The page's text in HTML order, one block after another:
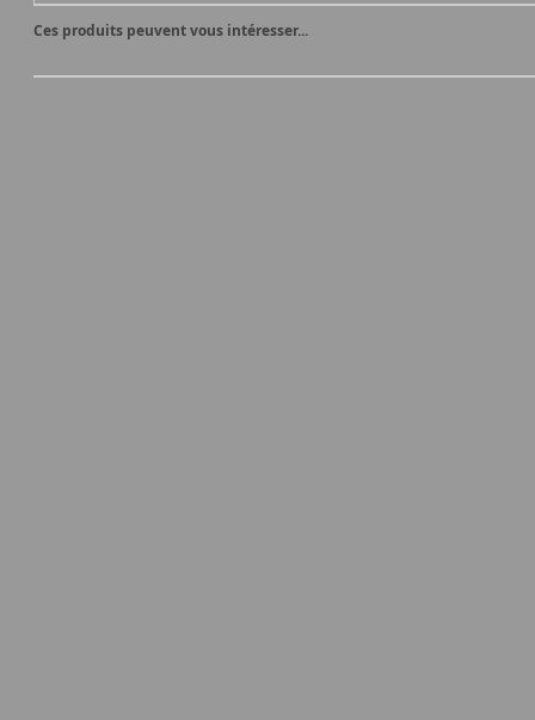
Ces produits peuvent vous intéresser...